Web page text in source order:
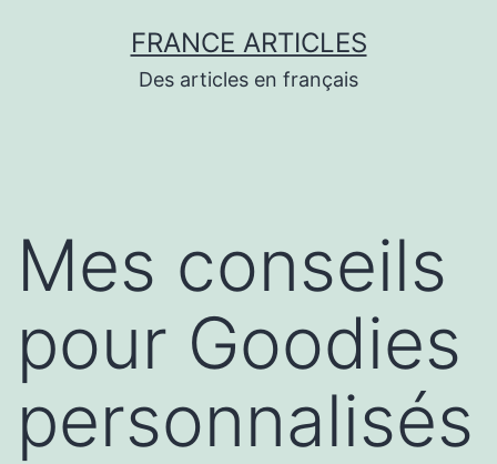
FRANCE ARTICLES
Des articles en français
Mes conseils
pour Goodies
personnalisés